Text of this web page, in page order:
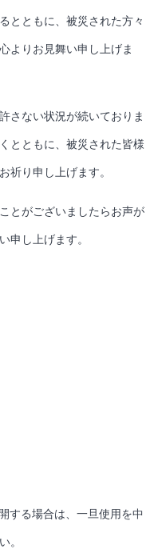
とともに、被災された方々
よりお見舞い申し上げま
さない状況が続いておりま
とともに、被災された皆様
祈り申し上げます。
とがございましたらお声が
申し上げます。
する場合は、一旦使用を中
。